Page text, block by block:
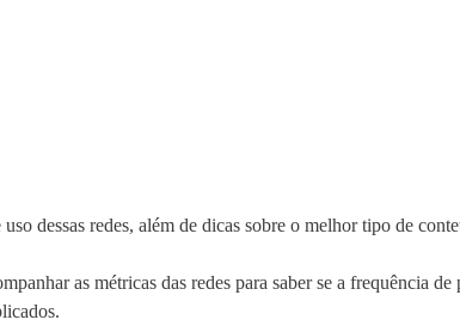
dessas redes, além de dicas sobre o melhor tipo de
as métricas das redes para saber se a frequência